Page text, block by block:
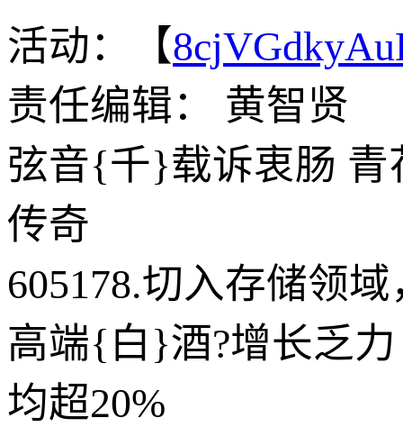
活动：【
责任编辑： 黄智贤
弦音{千}载诉衷肠 青
传奇
605178.切入存储领
高端{白}酒?增长乏
均超20%